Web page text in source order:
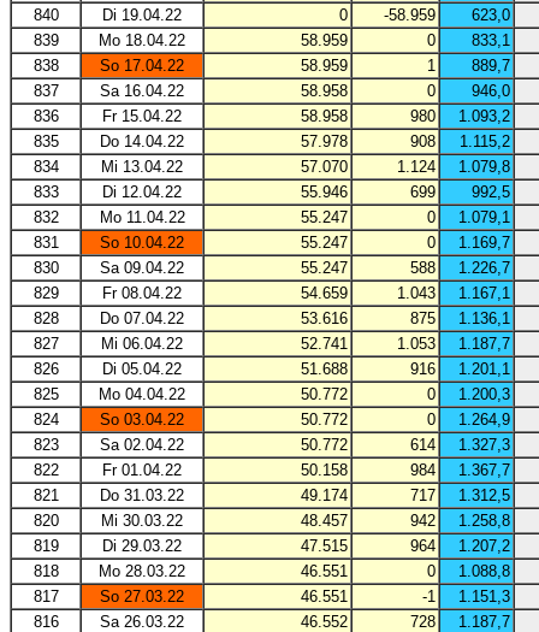
840
Di 19.04.22 0 -58.959
623,0
839
Mo 18.04.22 58.959 0
833,1
838
So 17.04.22 58.959 1
889,7
837
Sa 16.04.22 58.958 0
946,0
836
Fr 15.04.22 58.958 980
1.093,2
835
Do 14.04.22 57.978 908
1.115,2
834
Mi 13.04.22 57.070 1.124
1.079,8
833
Di 12.04.22 55.946 699
992,5
832
Mo 11.04.22 55.247 0
1.079,1
831
So 10.04.22 55.247 0
1.169,7
830
Sa 09.04.22 55.247 588
1.226,7
829
Fr 08.04.22 54.659 1.043
1.167,1
828
Do 07.04.22 53.616 875
1.136,1
827
Mi 06.04.22 52.741 1.053
1.187,7
826
Di 05.04.22 51.688 916
1.201,1
825
Mo 04.04.22 50.772 0
1.200,3
824
So 03.04.22 50.772 0
1.264,9
823
Sa 02.04.22 50.772 614
1.327,3
822
Fr 01.04.22 50.158 984
1.367,7
821
Do 31.03.22 49.174 717
1.312,5
820
Mi 30.03.22 48.457 942
1.258,8
819
Di 29.03.22 47.515 964
1.207,2
818
Mo 28.03.22 46.551 0
1.088,8
817
So 27.03.22 46.551 -1
1.151,3
816
Sa 26.03.22 46.552 728 1.187,7